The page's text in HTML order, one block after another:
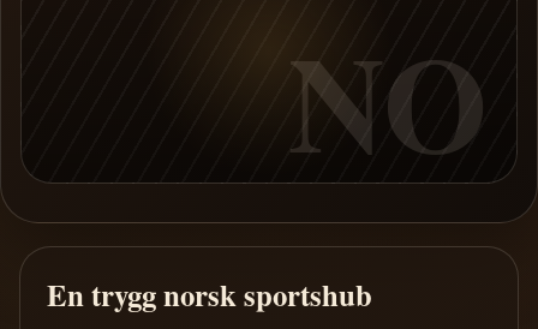
NO
En trygg norsk sportshub